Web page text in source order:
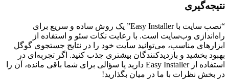
نتیجه‌گیری
“نصب سایت با Easy Installer” یک روش ساده و سریع برای
راه‌اندازی وب‌سایت است. با رعایت نکات سئو و استفاده از
ابزارهای مناسب، می‌توانید سایت خود را در نتایج جستجوی گوگل
بهبود بخشید و بازدیدکنندگان بیشتری جذب کنید. اگر تجربه‌ای در
استفاده از Easy Installer دارید یا سؤالی برای شما باقی مانده، آن را
در بخش نظرات با ما در میان بگذارید!